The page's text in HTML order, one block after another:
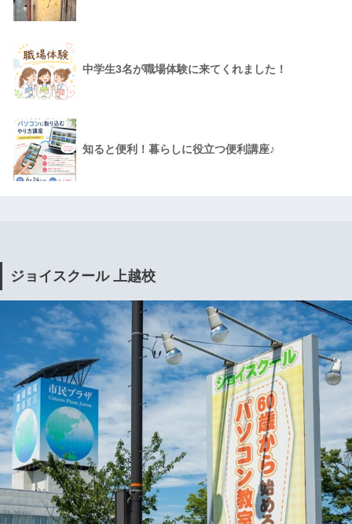
中学生3名が職場体験に来てくれました！
知ると便利！暮らしに役立つ便利講座♪
ジョイスクール 上越校